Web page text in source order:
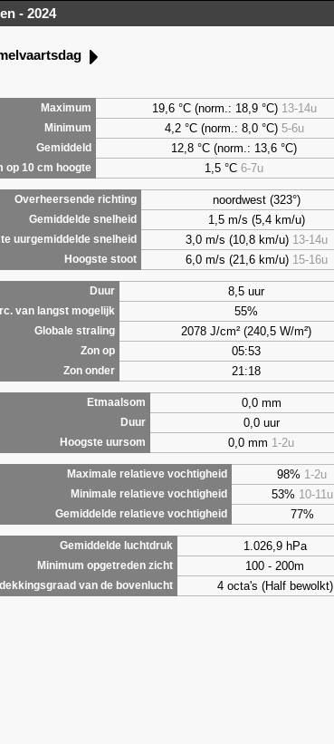
- 2024
Maximum
19,6 °C (norm.: 18,9 °C) 13-14u
Minimum 4,2°C (norm.: 8,0 °C) 5-6u
Gemiddeld 12,8 °C (norm.: 13,6 °C)
op 10 cm hoogte 1,5 °C6-7u
Overheersende richting
noordwest (323°)
Gemiddelde snelheid 1,5 m/s (5,4 km/u)
uurgemiddelde snelheid 3,0 m/s (10,8 km/u) 13-14u
Hoogste stoot 6,0 m/s (21,6 km/u) 15-16u
Duur
8,5 uur
van langst mogelijk 55%
Globale straling 2078 J/cm² (240,5 W/m²)
Zon op 05:53
Zon onder 21:18
Etmaalsom
0,0 mm
Duur 0,0 uur
Hoogste uursom 0,0 mm 1-2u
Maximale relatieve vochtigheid
98% 1-2u
Minimale relatieve vochtigheid 53% 10-11u
Gemiddelde relatieve vochtigheid 77%
Gemiddelde luchtdruk
1.026,9 hPa
Minimum opgetreden zicht 100 - 200m
van de bovenlucht 4 octa's (Half bewolkt)